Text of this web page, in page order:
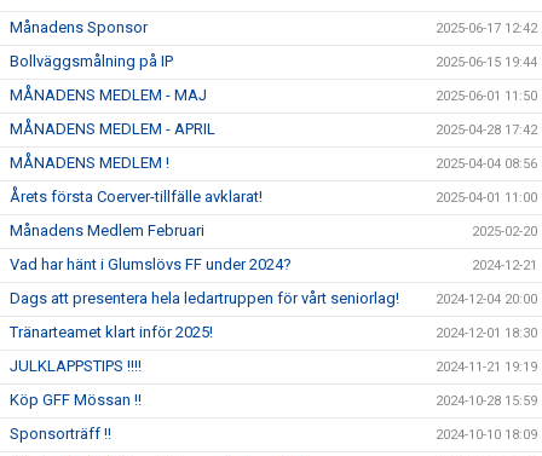
Månadens Sponsor 2025-06-17 12:42
Bollväggsmålning på IP 2025-06-15 19:44
MÅNADENS MEDLEM - MAJ 2025-06-01 11:50
MÅNADENS MEDLEM - APRIL 2025-04-28 17:42
MÅNADENS MEDLEM ! 2025-04-04 08:56
Årets första Coerver-tillfälle avklarat! 2025-04-01 11:00
Månadens Medlem Februari 2025-02-20
Vad har hänt i Glumslövs FF under 2024? 2024-12-21
Dags att presentera hela ledartruppen för vårt seniorlag! 2024-12-04 20:00
Tränarteamet klart inför 2025! 2024-12-01 18:30
JULKLAPPSTIPS !!!! 2024-11-21 19:19
Köp GFF Mössan !! 2024-10-28 15:59
Sponsorträff !! 2024-10-10 18:09